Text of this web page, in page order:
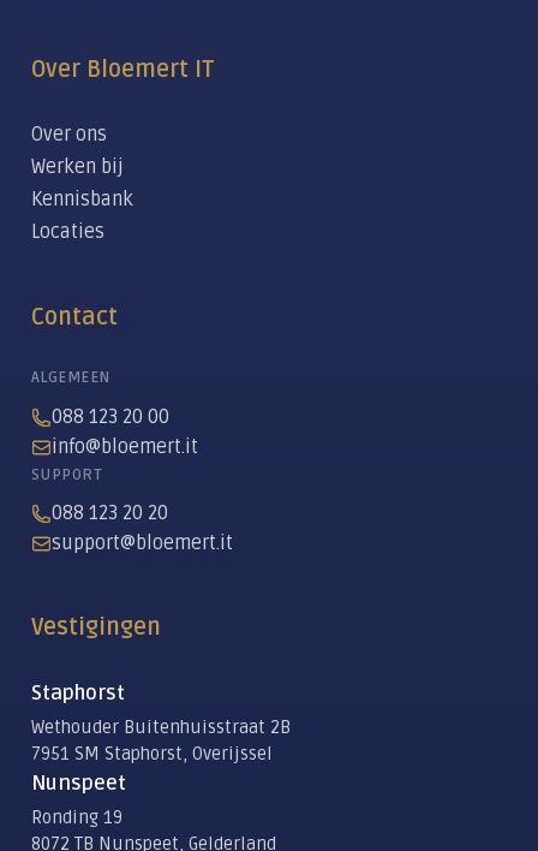
Over Bloemert IT
Over ons
Werken bij
Kennisbank
Locaties
Contact
ALGEMEEN
088 123 20 00
info@bloemert.it
SUPPORT
088 123 20 20
support@bloemert.it
Vestigingen
Staphorst
Wethouder Buitenhuisstraat 2B
7951 SM Staphorst, Overijssel
Nunspeet
Ronding 19
8072 TB Nunspeet, Gelderland